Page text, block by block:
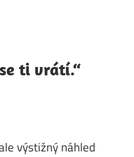
ti vrátí.“
výstižný náhled